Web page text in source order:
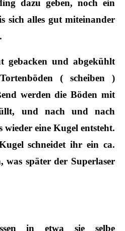
dazu geben, noch ein
sich alles gut miteinander
gebacken und abgekühlt
( scheiben )
werden die Böden mit
und nach und nach
wieder eine Kugel entsteht.
schneidet ihr ein ca.
was später der Superlaser
in etwa sie selbe